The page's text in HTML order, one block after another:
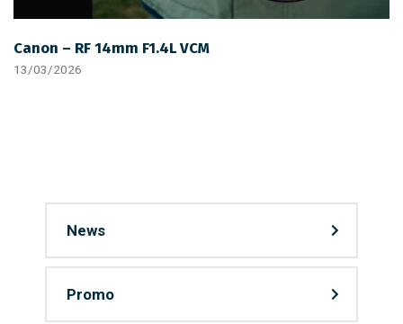
Canon – RF 14mm F1.4L VCM
13/03/2026
News
Promo